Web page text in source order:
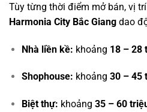
Tùy từng thời điểm mở bán, vị
Harmonia City Bắc Giang dao
Nhà liền kề: khoảng 18 – 28
Shophouse: khoảng 30 – 45
Biệt thự: khoảng 35 – 60